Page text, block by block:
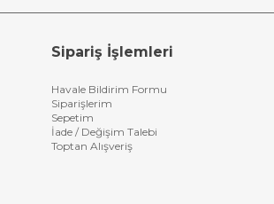
Sipariş İşlemleri
Havale Bildirim Formu
Siparişlerim
Sepetim
İade / Değişim Talebi
Toptan Alışveriş